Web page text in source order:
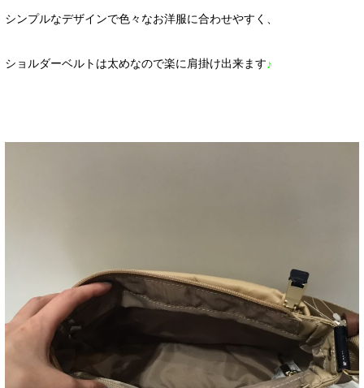
シンプルなデザインで色々なお洋服に合わせやすく、
ショルダーベルトは太めなので楽に肩掛け出来ます♪